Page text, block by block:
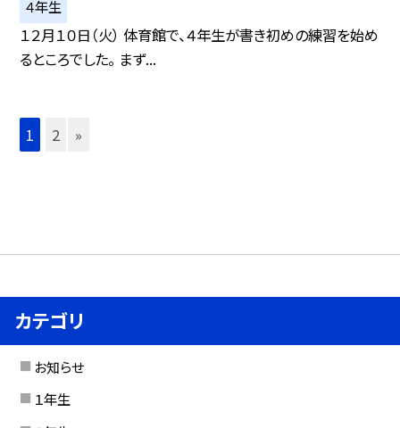
４年生
１２月１０日（火） 体育館で、４年生が書き初めの練習を始め
るところでした。 まず...
1 2 »
カテゴリ
お知らせ
１年生